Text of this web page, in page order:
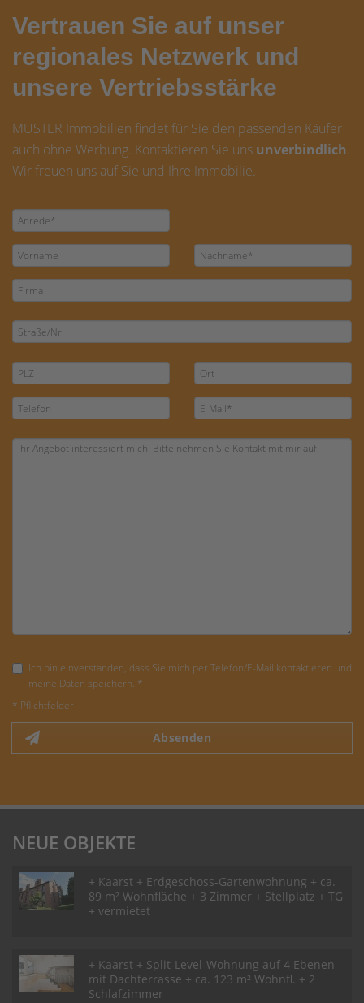
Vertrauen Sie auf unser
regionales Netzwerk und
unsere Vertriebsstärke
MUSTER Immobilien findet für Sie den passenden Käufer
auch ohne Werbung. Kontaktieren Sie uns unverbindlich.
Wir freuen uns auf Sie und Ihre Immobilie.
Ich bin einverstanden, dass Sie mich per Telefon/E-Mail kontaktieren und
meine Daten speichern. *
* Pflichtfelder
Absenden
NEUE OBJEKTE
+ Kaarst + Erdgeschoss-Gartenwohnung + ca.
89 m² Wohnfläche + 3 Zimmer + Stellplatz + TG
+ vermietet
+ Kaarst + Split-Level-Wohnung auf 4 Ebenen
mit Dachterrasse + ca. 123 m² Wohnfl. + 2
Schlafzimmer